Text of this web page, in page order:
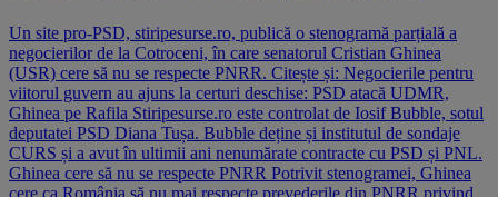
Un site pro-PSD, stiripesurse.ro, publică o stenogramă parțială a
negocierilor de la Cotroceni, în care senatorul Cristian Ghinea
(USR) cere să nu se respecte PNRR. Citește și: Negocierile pentru
viitorul guvern au ajuns la certuri deschise: PSD atacă UDMR,
Ghinea pe Rafila Stiripesurse.ro este controlat de Iosif Bubble, sotul
deputatei PSD Diana Tușa. Bubble deține și institutul de sondaje
CURS și a avut în ultimii ani nenumărate contracte cu PSD și PNL.
Ghinea cere să nu se respecte PNRR Potrivit stenogramei, Ghinea
cere ca România să nu mai respecte prevederile din PNRR privind